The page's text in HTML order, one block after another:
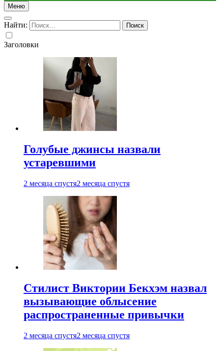
Меню
Найти:
Заголовки
Голубые джинсы назвали
устаревшими
2 месяца спустя2 месяца спустя
Стилист Виктории Бекхэм назвал
вызывающие облысение
распространенные привычки
2 месяца спустя2 месяца спустя